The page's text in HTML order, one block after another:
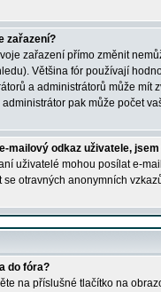
zařazení?
zařazení přímo změnit
Většina fór používají
a administrátorů může mít
administrátor pak může počet
mailový odkaz uživatele,
uživatelé mohou posílat e-
se otravných anonymních
do fóra?
na příslušné tlačítko na